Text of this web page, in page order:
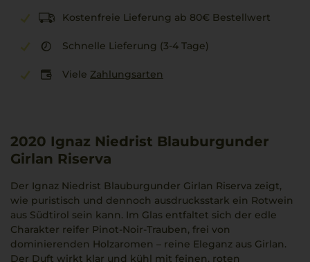
Kostenfreie Lieferung ab 80€ Bestellwert
Schnelle Lieferung (3-4 Tage)
Viele Zahlungsarten
2020 Ignaz Niedrist Blauburgunder
Girlan Riserva
Der Ignaz Niedrist Blauburgunder Girlan Riserva zeigt,
wie puristisch und dennoch ausdrucksstark ein Rotwein
aus Südtirol sein kann. Im Glas entfaltet sich der edle
Charakter reifer Pinot-Noir-Trauben, frei von
dominierenden Holzaromen – reine Eleganz aus Girlan.
Der Duft wirkt klar und kühl mit feinen, roten